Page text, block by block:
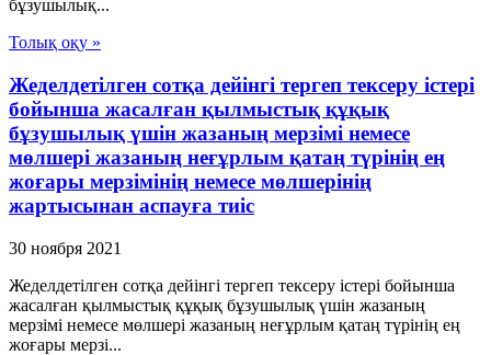
бұзушылық...
Толық оқу »
Жеделдетілген сотқа дейінгі тергеп тексеру істері
бойынша жасалған қылмыстық құқық
бұзушылық үшін жазаның мерзімі немесе
мөлшері жазаның неғұрлым қатаң түрінің ең
жоғары мерзімінің немесе мөлшерінің
жартысынан аспауға тиіс
30 ноября 2021
Жеделдетілген сотқа дейінгі тергеп тексеру істері бойынша
жасалған қылмыстық құқық бұзушылық үшін жазаның
мерзімі немесе мөлшері жазаның неғұрлым қатаң түрінің ең
жоғары мерзі...